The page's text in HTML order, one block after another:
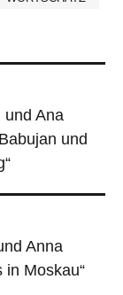
und Ana
und
Anna
in Moskau“